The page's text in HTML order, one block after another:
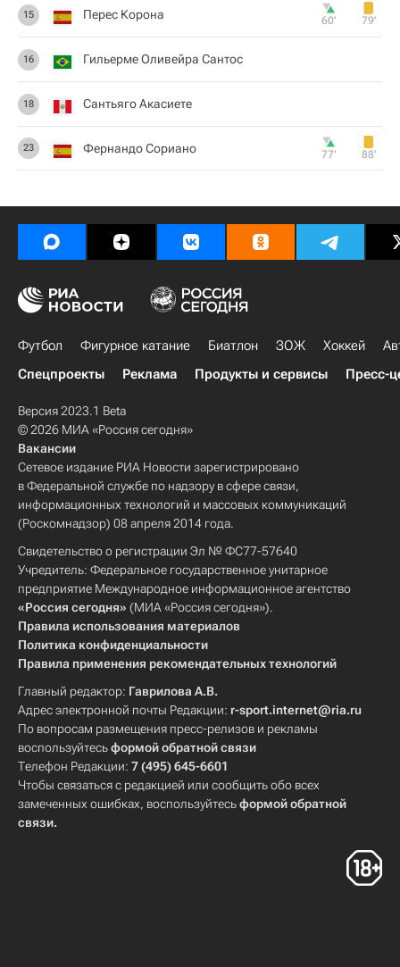
15 Перес Корона 60‎’‎ 79‎’‎
16 Гильерме Оливейра Сантос
18 Сантьяго Aкacиeтe
23 Фернандо Сориано 77‎’‎ 88‎’‎
Футбол Фигурное катание Биатлон ЗОЖ Хоккей
Спецпроекты
Реклама Продукты и сервисы Пресс-
Версия 2023.1 Beta
© 2026 МИА «Россия сегодня»
Вакансии
Сетевое издание РИА Новости зарегистрировано
в Федеральной службе по надзору в сфере связи,
информационных технологий и массовых коммуникаций
(Роскомнадзор) 08 апреля 2014 года.
Свидетельство о регистрации Эл № ФС77-57640
Учредитель: Федеральное государственное унитарное
предприятие Международное информационное агентство
«Россия сегодня» (МИА «Россия сегодня»).
Правила использования материалов
Политика конфиденциальности
Правила применения рекомендательных технологий
Главный редактор: Гаврилова А.В.
Адрес электронной почты Редакции: r-sport.internet@ria.ru
По вопросам размещения пресс-релизов и рекламы
воспользуйтесьформой обратной связи
Телефон Редакции: 7 (495) 645-6601
Чтобы связаться с редакцией или сообщить обо всех
замеченных ошибках, воспользуйтесьформой обратной
связи.